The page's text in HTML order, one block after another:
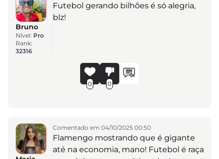
Bruno
Nível: Pro
Rank:
32316
Futebol gerando bilhões é só alegria,
blz!
0 0
Comentado em 04/10/2025 00:50
Flamengo mostrando que é gigante
até na economia, mano! Futebol é raça